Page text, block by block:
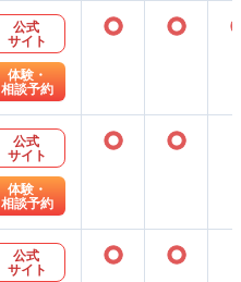
公式
サイト
体験・
相談予約
○ ○
公式
サイト
体験・
相談予約
○ ○
公式
サイト
○ ○